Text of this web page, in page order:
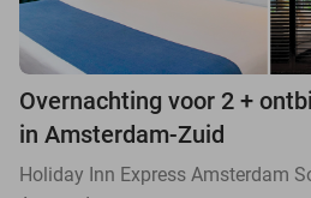
Overnachting voor 2 +
in Amsterdam-Zuid
Holiday Inn Express Amsterdam